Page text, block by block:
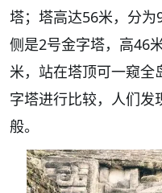
塔；塔高达56米，分
侧是2号金字塔，高46
米，站在塔顶可一窥全
字塔进行比较，人们发
般。